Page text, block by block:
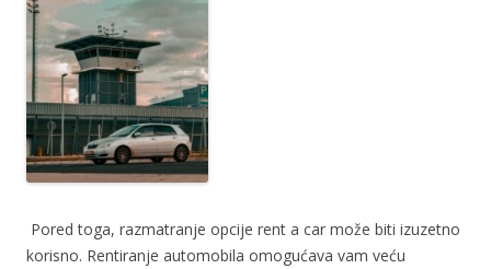
Pored toga, razmatranje opcije rent a car može biti izuzetno
korisno. Rentiranje automobila omogućava vam veću